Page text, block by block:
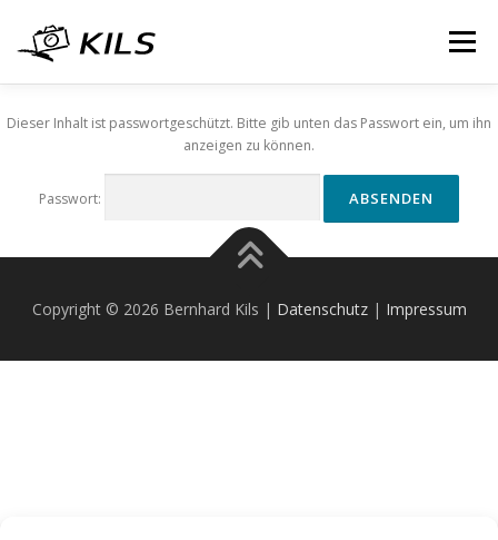
Inhalt
springen
Menü
DER KURS ABLAUF REFERENZ
ANMELDUNG
Dieser Inhalt ist passwortgeschützt. Bitte gib unten das Passwort ein, um ihn
anzeigen zu können.
Passwort:
Copyright © 2026 Bernhard Kils | Datenschutz| Impressum